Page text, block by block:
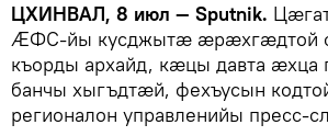
ЦХИНВАЛ, 8 июл — Sputnik.
ӔФС-йы кусджытӕ ӕрӕхгӕдтой
къорды архайд, кӕцы давта ӕхца
банчы хыгъдтӕй, фехъусын
регионалон управленийы пресс-